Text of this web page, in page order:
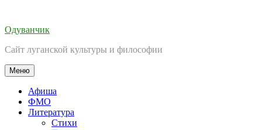
содержимому
Одуванчик
Сайт луганской культуры и философии
Меню
Афиша
ФМО
Литература
Стихи